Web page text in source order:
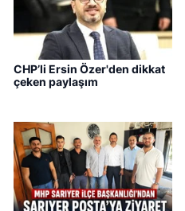
CHP’li Ersin Özer'den dikkat
çeken paylaşım